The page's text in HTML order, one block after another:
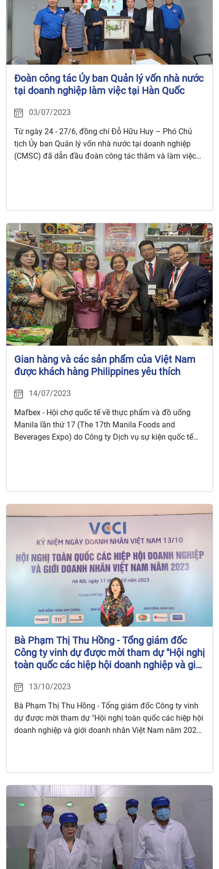
Đoàn công tác Ủy ban Quản lý vốn nhà nước
tại doanh nghiệp làm việc tại Hàn Quốc
03/07/2023
Từ ngày 24 - 27/6, đồng chí Đỗ Hữu Huy – Phó Chủ
tịch Ủy ban Quản lý vốn nhà nước tại doanh nghiệp
(CMSC) đã dẫn đầu đoàn công tác thăm và làm việc
Gian hàng và các sản phẩm của Việt Nam
được khách hàng Philippines yêu thích
14/07/2023
Mafbex - Hội chợ quốc tế về thực phẩm và đồ uống
Manila lần thứ 17 (The 17th Manila Foods and
Beverages Expo) do Công ty Dịch vụ sự kiện quốc tế
Bà Phạm Thị Thu Hồng - Tổng giám đốc
Công ty vinh dự được mời tham dự "Hội nghị
toàn quốc các hiệp hội doanh nghiệp và giới
ĐOÀN THƯƠNG MẠI VÀ CÔNG NGHIỆP
VIỆT NAM (VCCI) tổ chức nhân kỷ niệm
ngày Doanh nhân Việt Nam
13/10/2023
Bà Phạm Thị Thu Hồng - Tổng giám đốc Công ty vinh
dự được mời tham dự "Hội nghị toàn quốc các hiệp hội
doanh nghiệp và giới doanh nhân Việt Nam năm 2023"